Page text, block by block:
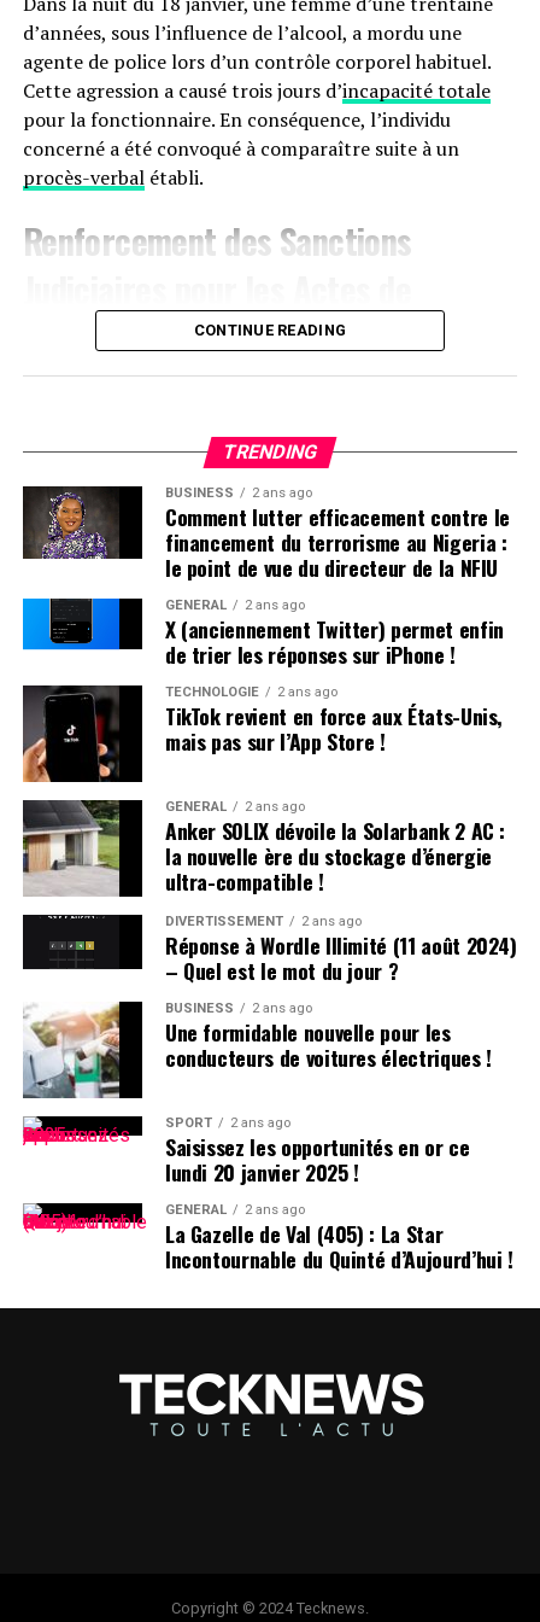
apparence et son estime de soi.
RELATED TOPICS:
CHIRURGIE D'IMPLANTS DENTAIRES
ESTHÉTIQUE DENTAIRE
RÉSULTATS ÉTONNANTS
SANTÉ DENTAIRE
TRANSFORMATION
UP NEXT
Jill Biden partage un message émouvant de cinq mots
DON'T MISS
d’années, sous l’influence de l’alcool, a mordu une
agente de police lors d’un contrôle corporel habituel.
Cette agression a causé trois jours d’incapacité totale
pour la fonctionnaire. En conséquence, l’individu
concerné a été convoqué à comparaître suite à un
procès-verbalétabli.
Renforcement des Sanctions
Violence àAgen
impliquant trois hommes. L’un des participants, avec
des marques visibles sur son manteau, a déclaré avoir
été attaqué au couteau par les deux autres. Ces derniers
ont rejeté les accusations lors de leur interrogatoire.
Déjà sous le coup d’une obligation de quitter le
accompagnée d’une assignation à résidence. La victime
n’a pas porté plainte et était introuvable à son domicile.
Affrontements et Tentative de Vol :
Comparution au Tribunal en Avril
Un autre incident s’est produit à Villeneuve-sur-Lot où
plusieurs individus se sont battus après avoir reçu des
menaces liées à un vol automobile avorté. Le parquet a
décidé de poursuivre trois passagers en leur proposant
une comparution sur reconnaissance préalable de
culpabilité (CRPC). Ils devront se présenter devant le
tribunal local fin avril.
CONTINUE READING
TRENDING
BUSINESS 2 ans ago
Comment lutter efficacement contre le
financement du terrorisme au Nigeria :
le point de vue du directeur de la NFIU
GÉNÉRAL 2 ans ago
X (anciennement Twitter) permet enfin
de trier les réponses sur iPhone !
TECHNOLOGIE 2 ans ago
TikTok revient en force aux États-Unis,
mais pas sur l’App Store !
GÉNÉRAL 2 ans ago
Anker SOLIX dévoile la Solarbank 2 AC :
la nouvelle ère du stockage d’énergie
ultra-compatible !
DIVERTISSEMENT 2 ans ago
Réponse à Wordle Illimité (11 août 2024)
– Quel est le mot du jour ?
BUSINESS 2 ans ago
Une formidable nouvelle pour les
conducteurs de voitures électriques !
SPORT 2 ans ago
Saisissez les opportunités en or ce
lundi 20 janvier 2025 !
GÉNÉRAL 2 ans ago
La Gazelle de Val (405) : La Star
Incontournable du Quinté d’Aujourd’hui !
Copyright © 2024 Tecknews.